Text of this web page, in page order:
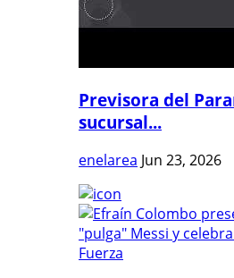
Previsora del
sucursal...
enelarea Jun 23, 2026